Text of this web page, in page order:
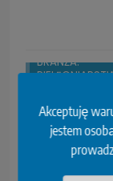
Akceptuję
jestem
BRANŻA:
SZKOLENIA